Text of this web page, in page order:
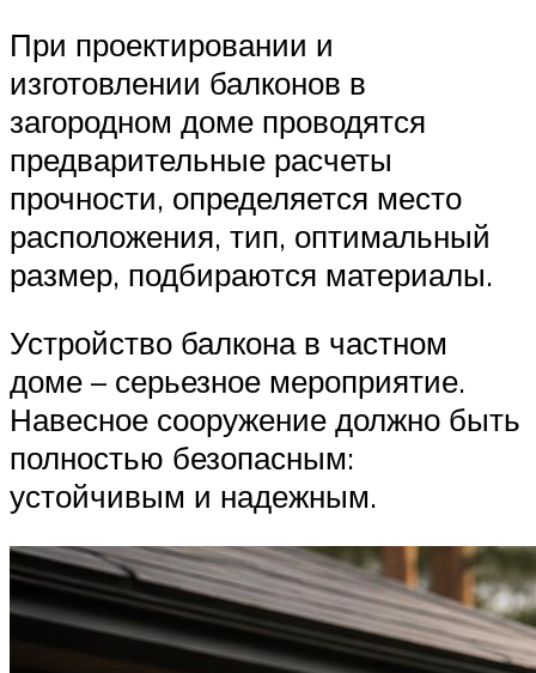
При проектировании и
изготовлении балконов в
загородном доме проводятся
предварительные расчеты
прочности, определяется место
расположения, тип, оптимальный
размер, подбираются материалы.
Устройство балкона в частном
доме – серьезное мероприятие.
Навесное сооружение должно быть
полностью безопасным:
устойчивым и надежным.